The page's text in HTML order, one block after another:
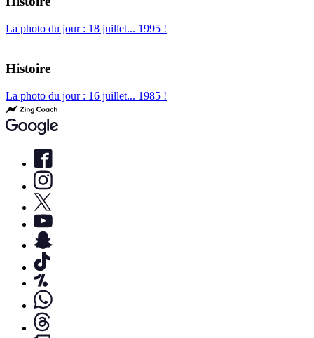
La photo du jour : 18 juillet... 1995 !
Histoire
La photo du jour : 16 juillet... 1985 !